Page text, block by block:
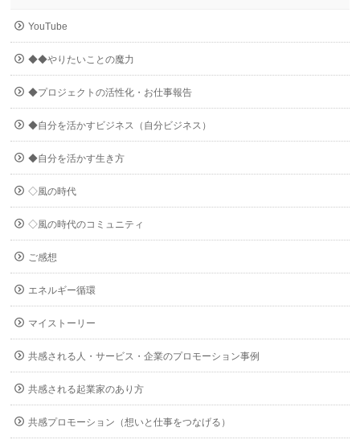
YouTube
◆◆やりたいことの魔力
◆プロジェクトの活性化・お仕事報告
◆自分を活かすビジネス（自分ビジネス）
◆自分を活かす生き方
◇風の時代
◇風の時代のコミュニティ
ご感想
エネルギー循環
マイストーリー
共感される人・サービス・企業のプロモーション事例
共感される起業家のあり方
共感プロモーション（想いと仕事をつなげる）